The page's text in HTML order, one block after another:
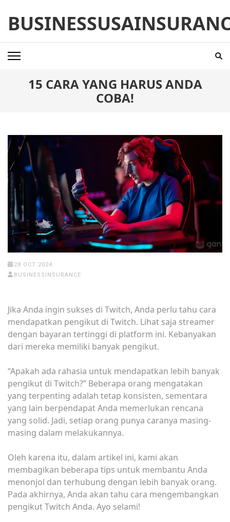
content
(Press
Enter)
15 CARA YANG HARUS ANDA
COBA!
28 OCT 2024
BUSINESSINSURANCE
Jika Anda ingin sukses di Twitch, Anda perlu tahu cara
mendapatkan pengikut di Twitch. Lihat saja streamer
dengan bayaran tertinggi di platform ini. Kebanyakan
dari mereka memiliki banyak pengikut.
“Apakah ada rahasia untuk mendapatkan lebih banyak
pengikut di Twitch?” Beberapa orang mengatakan
yang terpenting adalah tetap konsisten, sementara
yang lain berpendapat Anda memerlukan rencana
yang solid. Jadi, setiap orang punya caranya masing-
masing dalam melakukannya.
Oleh karena itu, dalam artikel ini, kami akan
membagikan beberapa tips untuk membantu Anda
menonjol dan terhubung dengan lebih banyak orang.
Pada akhirnya, Anda akan tahu cara mengembangkan
pengikut Twitch Anda. Ayo selami!